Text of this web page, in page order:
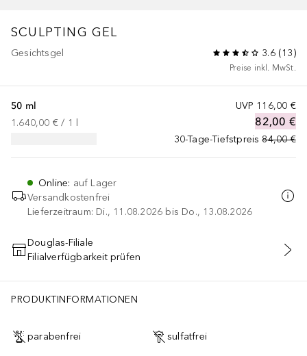
SCULPTING GEL
Gesichtsgel 3.6(13)
Preise inkl. MwSt.
UVP 116,00 €
82,00 €
30-Tage-Tiefstpreis 84,00 €
50 ml
1.640,00 € / 1
Online: auf Lager
Versandkostenfrei
Lieferzeitraum: Di., 11.08.2026 bis Do., 13.08.2026
IN DEN WARENKORB
Douglas-Filiale
Filialverfügbarkeit prüfen
PRODUKTINFORMATIONEN
parabenfrei sulfatfrei